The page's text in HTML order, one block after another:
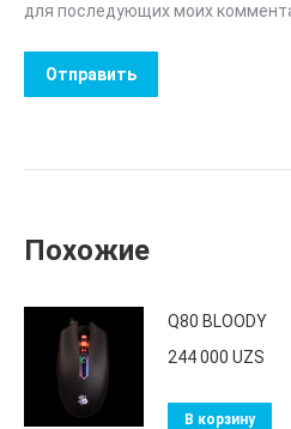
для последующих моих
Похожие
Q80 BLOODY
244 000 UZS
В корзину